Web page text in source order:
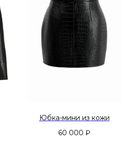
Юбка-мини из кожи
60 000 ₽